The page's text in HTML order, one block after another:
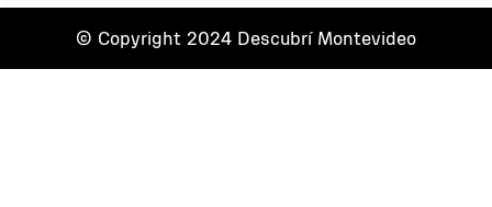
© Copyright 2024 Descubrí Montevideo